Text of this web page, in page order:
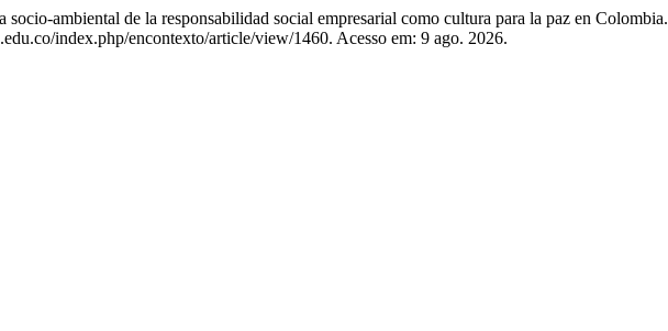
ambiental de la responsabilidad social empresarial como cultura para la paz en Colombia.
index.php/encontexto/article/view/1460. Acesso em: 9 ago. 2026.